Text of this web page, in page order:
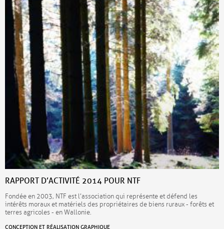
RAPPORT D’ACTIVITÉ 2014 POUR NTF
Fondée en 2003, NTF est l’association qui représente et défend les
intérêts moraux et matériels des propriétaires de biens ruraux - forêts et
terres agricoles - en Wallonie.
CONCEPTION ET RÉALISATION GRAPHIQUE